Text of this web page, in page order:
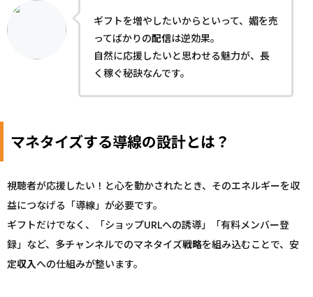
ギフトを増やしたいからといって、媚を売
ってばかりの配信は逆効果。
自然に応援したいと思わせる魅力が、長
く稼ぐ秘訣なんです。
マネタイズする導線の設計とは？
視聴者が応援したい！と心を動かされたとき、そのエネルギーを収
益につなげる「導線」が必要です。
ギフトだけでなく、「ショップURLへの誘導」「有料メンバー登
録」など、多チャンネルでのマネタイズ戦略を組み込むことで、安
定収入への仕組みが整います。